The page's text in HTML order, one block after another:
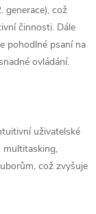
generace), což
činnosti. Dále
pohodlné psaní na
ovládání.
uživatelské
multitasking,
což zvyšuje